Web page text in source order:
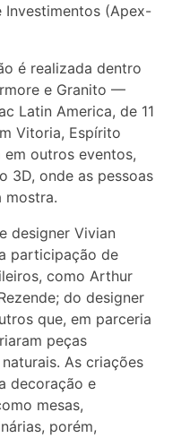
Investimentos (Apex-
é realizada dentro
e Granito —
Latin America, de 11
Vitoria, Espírito
em outros eventos,
3D, onde as pessoas
mostra.
designer Vivian
participação de
como Arthur
do designer
que, em parceria
peças
As criações
decoração e
mesas,
porém,